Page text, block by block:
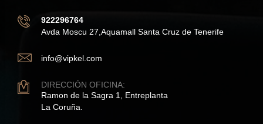
922296764
Avda Moscu 27,Aquamall Santa Cruz de Tenerife
info@vipkel.com
DIRECCIÓN OFICINA:
Ramon de la Sagra 1, Entreplanta
La Coruña.